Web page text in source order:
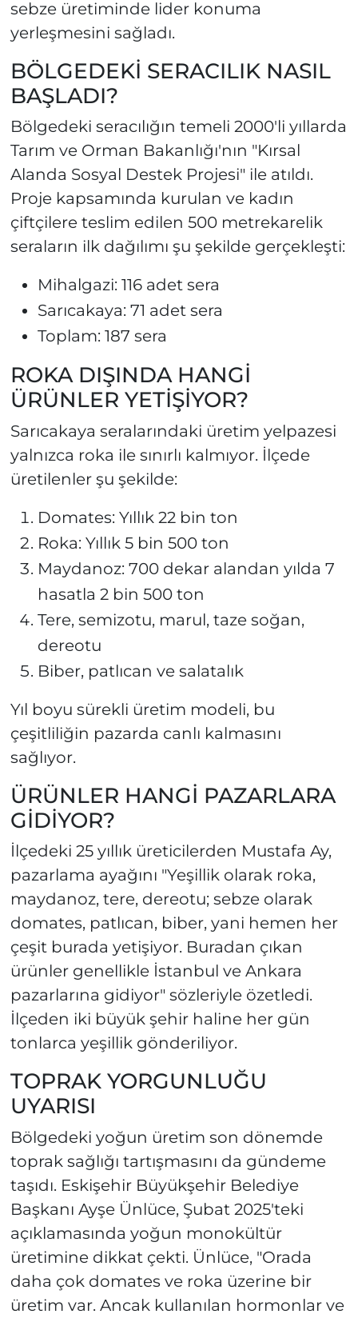
sebze üretiminde lider konuma
yerleşmesini sağladı.
BÖLGEDEKİ SERACILIK NASIL
BAŞLADI?
Bölgedeki seracılığın temeli 2000'li yıllarda
Tarım ve Orman Bakanlığı'nın "Kırsal
Alanda Sosyal Destek Projesi" ile atıldı.
Proje kapsamında kurulan ve kadın
çiftçilere teslim edilen 500 metrekarelik
seraların ilk dağılımı şu şekilde gerçekleşti:
Mihalgazi: 116 adet sera
Sarıcakaya: 71 adet sera
Toplam: 187 sera
ROKA DIŞINDA HANGİ
ÜRÜNLER YETİŞİYOR?
Sarıcakaya seralarındaki üretim yelpazesi
yalnızca roka ile sınırlı kalmıyor. İlçede
üretilenler şu şekilde:
Domates: Yıllık 22 bin ton
Roka: Yıllık 5 bin 500 ton
Maydanoz: 700 dekar alandan yılda 7
hasatla 2 bin 500 ton
Tere, semizotu, marul, taze soğan,
dereotu
Biber, patlıcan ve salatalık
Yıl boyu sürekli üretim modeli, bu
çeşitliliğin pazarda canlı kalmasını
sağlıyor.
ÜRÜNLER HANGİ PAZARLARA
GİDİYOR?
İlçedeki 25 yıllık üreticilerden Mustafa Ay,
pazarlama ayağını "Yeşillik olarak roka,
maydanoz, tere, dereotu; sebze olarak
domates, patlıcan, biber, yani hemen her
çeşit burada yetişiyor. Buradan çıkan
ürünler genellikle İstanbul ve Ankara
pazarlarına gidiyor" sözleriyle özetledi.
İlçeden iki büyük şehir haline her gün
tonlarca yeşillik gönderiliyor.
TOPRAK YORGUNLUĞU
UYARISI
Bölgedeki yoğun üretim son dönemde
toprak sağlığı tartışmasını da gündeme
taşıdı. Eskişehir Büyükşehir Belediye
Başkanı Ayşe Ünlüce, Şubat 2025'teki
açıklamasında yoğun monokültür
üretimine dikkat çekti. Ünlüce, "Orada
daha çok domates ve roka üzerine bir
üretim var. Ancak kullanılan hormonlar ve